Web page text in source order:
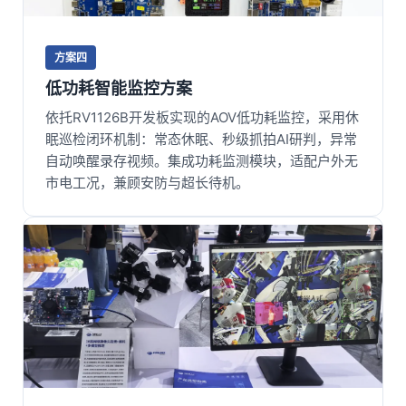
方案四
低功耗智能监控方案
依托RV1126B开发板实现的AOV低功耗监控，采用休
眠巡检闭环机制：常态休眠、秒级抓拍AI研判，异常
自动唤醒录存视频。集成功耗监测模块，适配户外无
市电工况，兼顾安防与超长待机。